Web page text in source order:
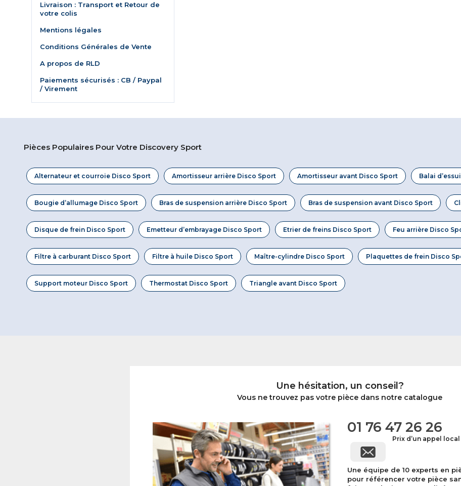
Livraison : Transport et Retour de
votre colis
Mentions légales
Conditions Générales de Vente
A propos de RLD
Paiements sécurisés : CB / Paypal
/ Virement
Pièces Populaires Pour Votre Discovery Sport
Alternateur et courroie Disco Sport Amortisseur arrière Disco Sport Amortisseur avant Disco Sport Balai
Bougie d’allumage Disco Sport Bras de suspension arrière Disco Sport Bras de suspension avant Disco Sport
Disque de frein Disco Sport Emetteur d’embrayage Disco Sport Etrier de freins Disco Sport Feu arrière Disco
Filtre à carburant Disco Sport Filtre à huile Disco Sport Maître-cylindre Disco Sport Plaquettes de frein Disco
Support moteur Disco Sport Thermostat Disco Sport Triangle avant Disco Sport
Une hésitation, un conseil?
Vous ne trouvez pas votre pièce dans notre catalogue
01 76 47 26 26
Prix d’un appel local
Une équipe de 10 experts en
pour référencer votre pièce